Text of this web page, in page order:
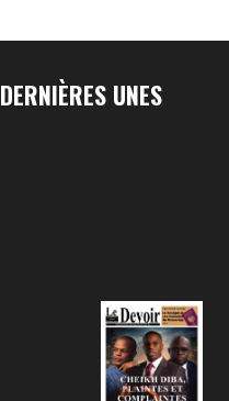
DERNIÈRES UNES